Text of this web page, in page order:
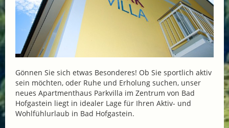
Gönnen Sie sich etwas Besonderes! Ob Sie sportlich aktiv
sein möchten, oder Ruhe und Erholung suchen, unser
neues Apartmenthaus Parkvilla im Zentrum von Bad
Hofgastein liegt in idealer Lage für Ihren Aktiv- und
Wohlfühlurlaub in Bad Hofgastein.